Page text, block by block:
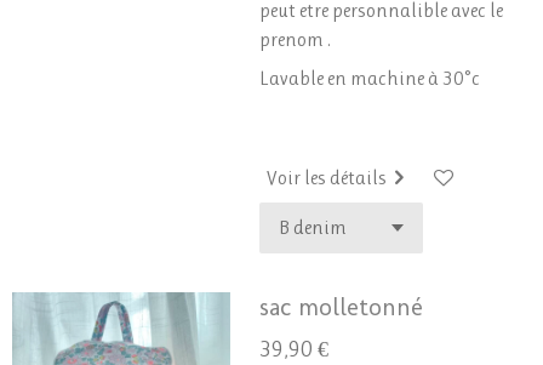
peut etre personnalible avec le
prenom .
Lavable en machine à 30°c
Voir les détails
sac molletonné
39,90 €